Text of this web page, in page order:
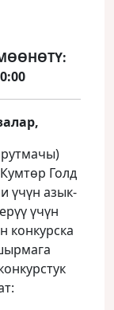
Голд
үчүн азык-
үчүн
конкурска